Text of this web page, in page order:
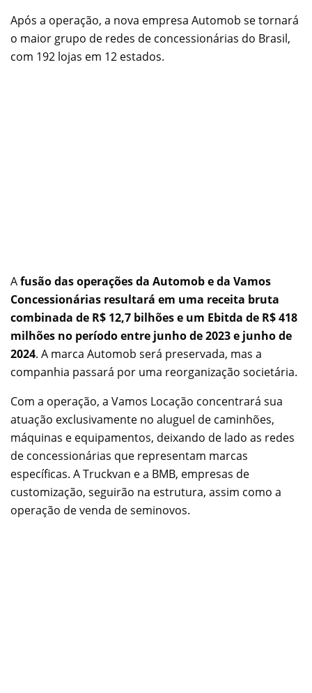
Após a operação, a nova empresa Automob se tornará
o maior grupo de redes de concessionárias do Brasil,
com 192 lojas em 12 estados.
Afusão das operações da Automob e da Vamos
Concessionárias resultará em uma receita bruta
combinada de R$ 12,7 bilhões e um Ebitda de R$ 418
milhões no período entre junho de 2023 e junho de
2024. A marca Automob será preservada, mas a
companhia passará por uma reorganização societária.
Com a operação, a Vamos Locação concentrará sua
atuação exclusivamente no aluguel de caminhões,
máquinas e equipamentos, deixando de lado as redes
de concessionárias que representam marcas
específicas. A Truckvan e a BMB, empresas de
customização, seguirão na estrutura, assim como a
operação de venda de seminovos.